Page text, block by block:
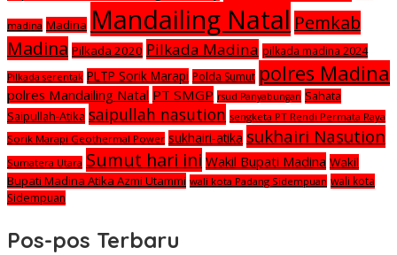
madina Madina Mandailing Natal Pemkab
Madina Pilkada 2020 Pilkada Madina pilkada madina 2024
Pilkada serentak PLTP Sorik Marapi Polda Sumut polres Madina
polres Mandailing Natal PT SMGP rsud Panyabungan Sahata
Saipullah-Atika saipullah nasution sengketa PT Rendi Permata Raya
Sorik Marapi Geothermal Power sukhairi-atika sukhairi Nasution
Sumatera Utara Sumut hari ini Wakil Bupati Madina Wakil
Bupati Madina Atika Azmi Utammi wali kota Padang Sidempuan wali kota
Sidempuan
Pos-pos Terbaru